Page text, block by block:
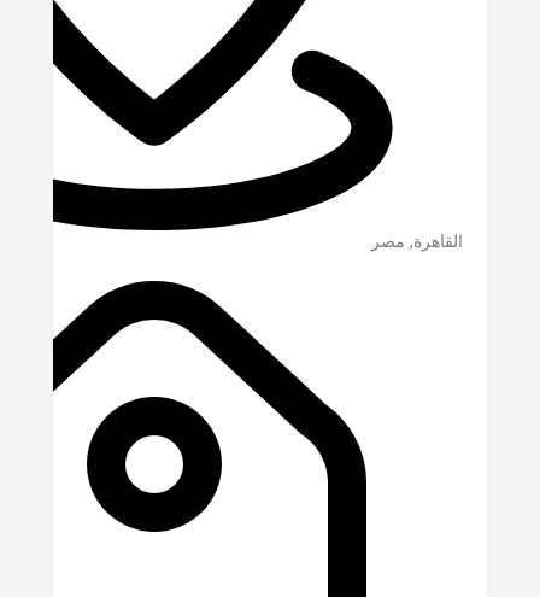
القاهرة, مصر